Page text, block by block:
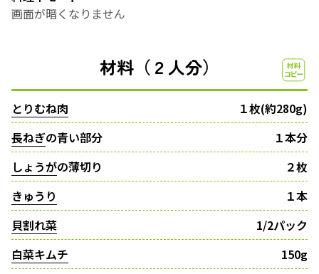
画面が暗くなりません
材料（２人分）
とりむね肉
１枚(約280g)
長ねぎの青い部分
１本分
しょうがの薄切り
２枚
きゅうり
１本
貝割れ菜
1/2パック
白菜キムチ
150g